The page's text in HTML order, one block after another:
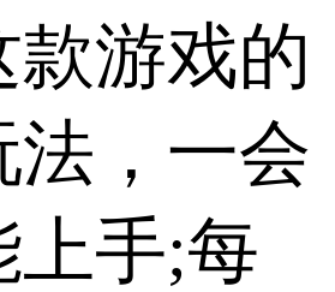
款游戏的
法，一会
上手;每